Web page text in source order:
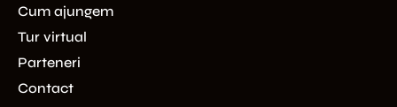
Cum ajungem
Tur virtual
Parteneri
Contact